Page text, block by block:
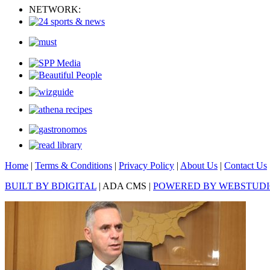
NETWORK:
Home | Terms & Conditions | Privacy Policy | About Us | Contact Us
BUILT BY BDIGITAL | ADA CMS | POWERED BY